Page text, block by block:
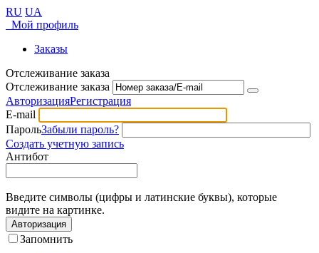
RU UA
Мой профиль
Заказы
Отслеживание заказа
Отслеживание заказа
АвторизацияРегистрация
E-mail
ПарольЗабыли пароль?
Создать учетную запись
Антибот
Введите символы (цифры и латинские буквы), которые
видите на картинке.
Авторизация
Запомнить